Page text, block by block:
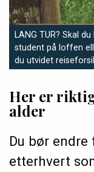
LANG TUR? Skal
student på loffen
du utvidet
Her er
alder
Du bør
etterhvert